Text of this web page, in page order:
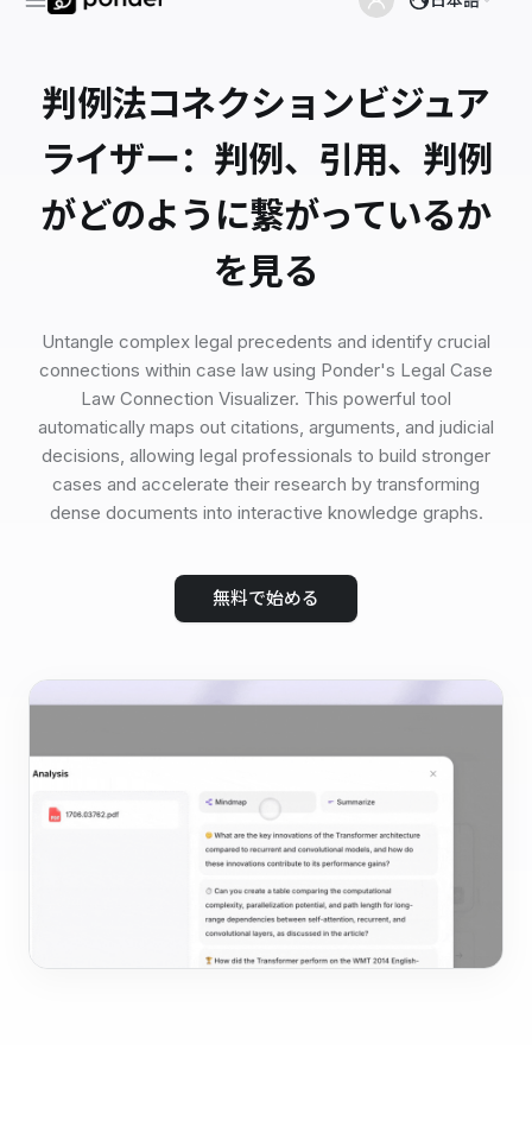
判例法コネクションビジュア
ライザー：判例、引用、判例
がどのように繋がっているか
を見る
Untangle complex legal precedents and identify crucial
connections within case law using Ponder's Legal Case
Law Connection Visualizer. This powerful tool
automatically maps out citations, arguments, and judicial
decisions, allowing legal professionals to build stronger
cases and accelerate their research by transforming
dense documents into interactive knowledge graphs.
無料で始める